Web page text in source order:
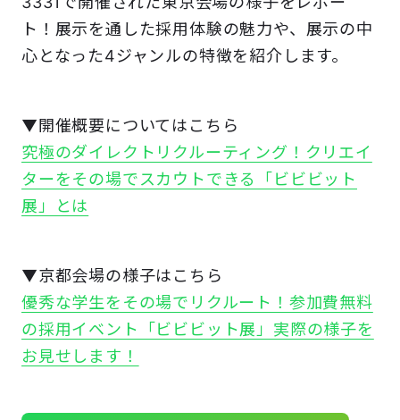
ト！展示を通した採用体験の魅力や、展示の中
心となった4ジャンルの特徴を紹介します。
▼開催概要についてはこちら
究極のダイレクトリクルーティング！クリエイ
ターをその場でスカウトできる「ビビビット
展」とは
▼京都会場の様子はこちら
優秀な学生をその場でリクルート！参加費無料
の採用イベント「ビビビット展」実際の様子を
お見せします！